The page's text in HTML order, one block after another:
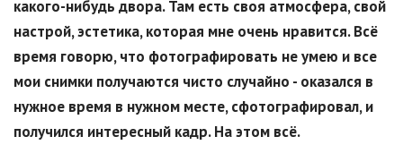
какого-нибудь двора. Там есть своя атмосфера, свой
настрой, эстетика, которая мне очень нравится. Всё
время говорю, что фотографировать не умею и все
мои снимки получаются чисто случайно - оказался в
нужное время в нужном месте, сфотографировал, и
получился интересный кадр. На этом всё.